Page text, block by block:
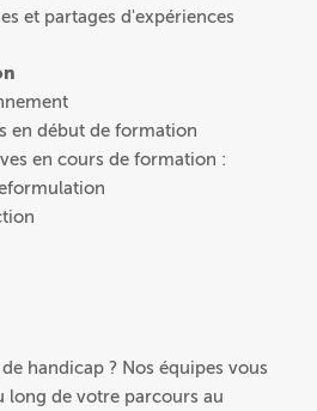
et partages d'expériences
en début de formation
en cours de formation :
handicap ? Nos équipes vous
long de votre parcours au